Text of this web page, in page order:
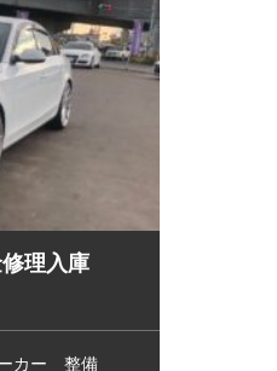
理入庫
カー 整備